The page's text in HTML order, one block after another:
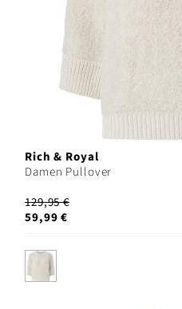
Rich & Royal
Damen Pullover
129,95 €
59,99 €